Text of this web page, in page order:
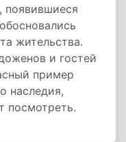
появившиеся
жительства.
и гостей
пример
наследия,
посмотреть.